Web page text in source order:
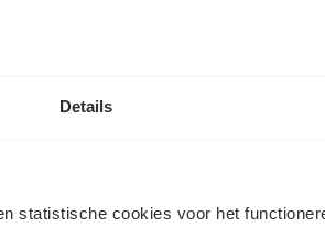
Details
statistische cookies voor het
gr./m²
te
LDPE
10